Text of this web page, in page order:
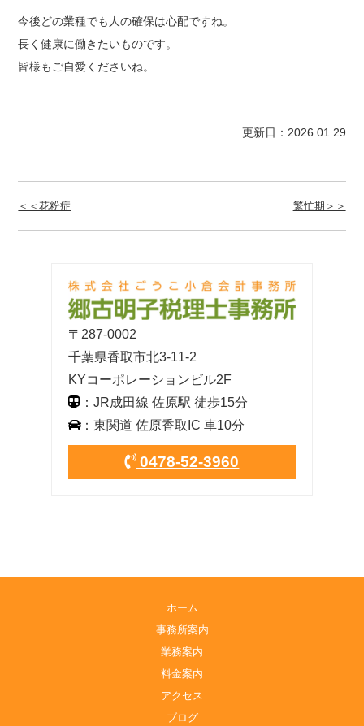
今後どの業種でも人の確保は心配ですね。
長く健康に働きたいものです。
皆様もご自愛くださいね。
更新日：2026.01.29
＜＜花粉症 繁忙期＞＞
〒287-0002
千葉県香取市北3-11-2
KYコーポレーションビル2F
：JR成田線 佐原駅 徒歩15分
：東関道 佐原香取IC 車10分
0478-52-3960
ホーム
事務所案内
業務案内
料金案内
アクセス
ブログ